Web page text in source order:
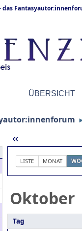
das
ÜBERSICHT
«
LISTE MONAT
Oktober
Tag